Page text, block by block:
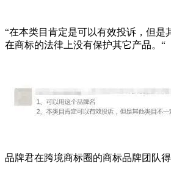
“在本类目肯定是可以有效投诉，但是
在商标的法律上没有保护其它产品。“
品牌君在跨境商标圈的商标品牌团队得